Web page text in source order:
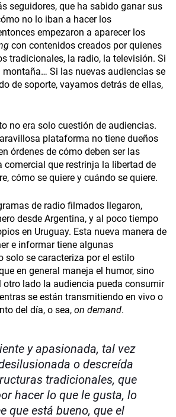
seguidores, que ha sabido ganar sus
no lo iban a hacer los
empezaron a aparecer los
con contenidos creados por quienes
tradicionales, la radio, la televisión. Si
montaña… Si las nuevas audiencias se
de soporte, vayamos detrás de ellas,
no era solo cuestión de audiencias.
plataforma no tiene dueños
órdenes de cómo deben ser las
comercial que restrinja la libertad de
cómo se quiere y cuándo se quiere.
de radio filmados llegaron,
desde Argentina, y al poco tiempo
en Uruguay. Esta nueva manera de
e informar tiene algunas
solo se caracteriza por el estilo
en general maneja el humor, sino
otro lado la audiencia pueda consumir
se están transmitiendo en vivo o
del día, o sea, on demand.
y apasionada, tal vez
o descreída
tradicionales, que
hacer lo que le gusta, lo
que está bueno, que el